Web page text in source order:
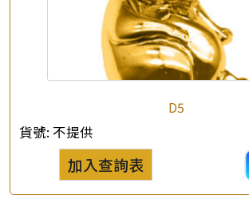
D5
貨號: 不提供
加入查詢表